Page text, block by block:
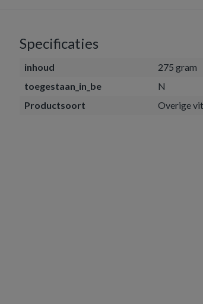
Specificaties
inhoud
275 gram
toegestaan_in_be
N
Productsoort
Overige